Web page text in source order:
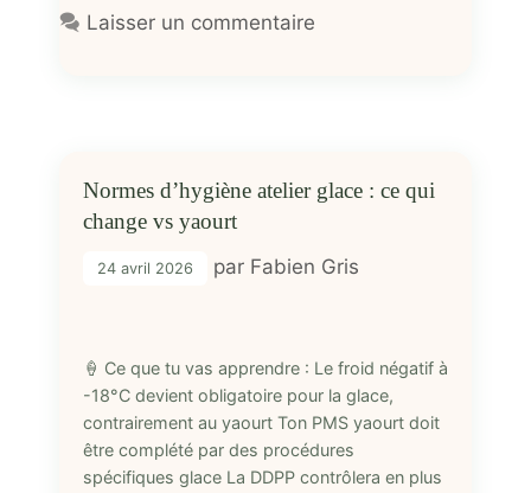
Laisser un commentaire
Normes d’hygiène atelier glace : ce qui
change vs yaourt
24 avril 2026 par Fabien Gris
🍦 Ce que tu vas apprendre : Le froid négatif à
-18°C devient obligatoire pour la glace,
contrairement au yaourt Ton PMS yaourt doit
être complété par des procédures
spécifiques glace La DDPP contrôlera en plus